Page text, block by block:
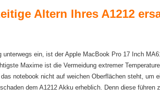
Altern Ihres A1212
ein, ist der Apple MacBook Pro 17 Inch
Maxime ist die Vermeidung extremer
notebook nicht auf weichen Oberflächen steht, um
dem A1212 Akku erheblich. Denn diese